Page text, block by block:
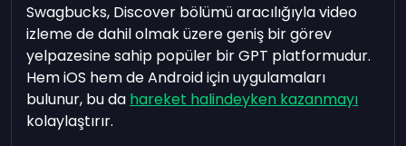
Swagbucks, Discover bölümü aracılığıyla video
izleme de dahil olmak üzere geniş bir görev
yelpazesine sahip popüler bir GPT platformudur.
Hem iOS hem de Android için uygulamaları
bulunur, bu da hareket halindeyken kazanmayı
kolaylaştırır.